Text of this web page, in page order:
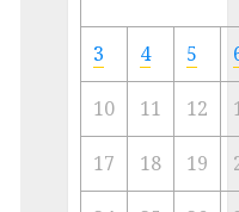
Ibu
Kota
23/11/
3 4 5
10 11 12
17 18 19